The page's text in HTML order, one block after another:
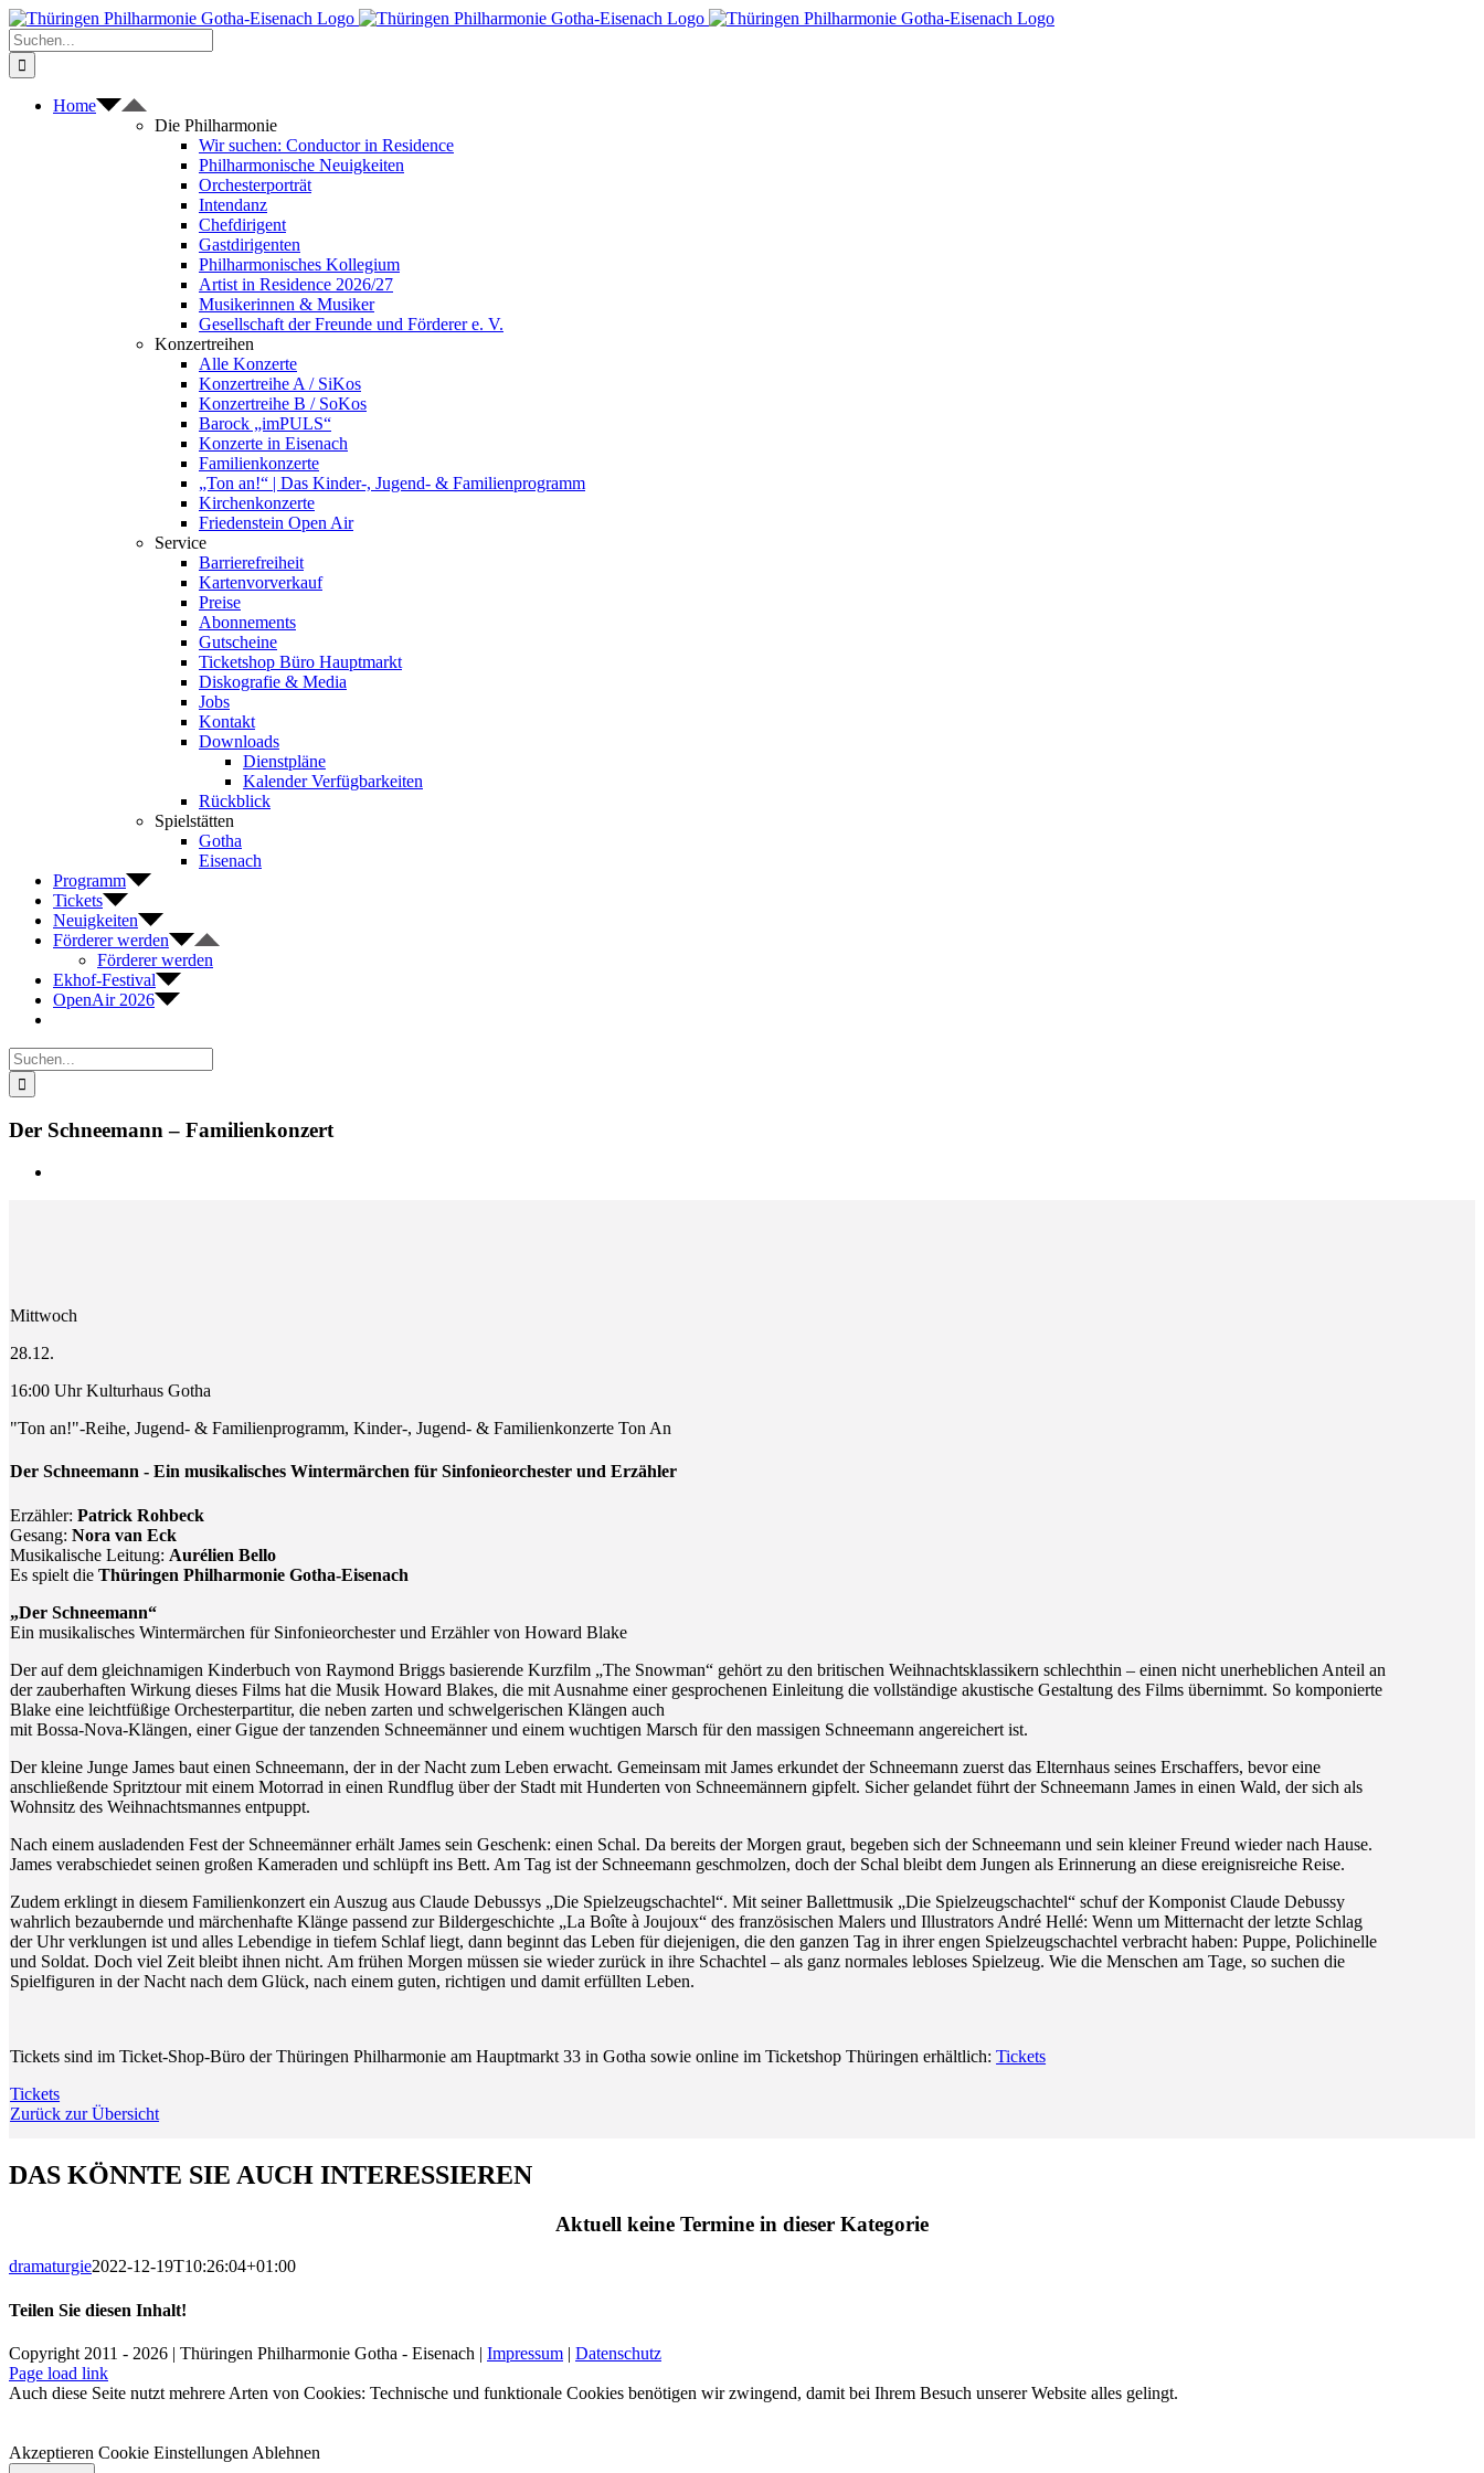
Zum
Inhalt
springen
Suche
nach:
Home
Die Philharmonie
Wir suchen: Conductor in Residence
Philharmonische Neuigkeiten
Orchesterporträt
Intendanz
Chefdirigent
Gastdirigenten
Philharmonisches Kollegium
Artist in Residence 2026/27
Musikerinnen & Musiker
Gesellschaft der Freunde und Förderer e. V.
Konzertreihen
Alle Konzerte
Konzertreihe A / SiKos
Konzertreihe B / SoKos
Barock „imPULS“
Konzerte in Eisenach
Familienkonzerte
„Ton an!“ | Das Kinder-, Jugend- & Familienprogramm
Kirchenkonzerte
Friedenstein Open Air
Service
Barrierefreiheit
Kartenvorverkauf
Preise
Abonnements
Gutscheine
Ticketshop Büro Hauptmarkt
Diskografie & Media
Jobs
Kontakt
Downloads
Dienstpläne
Kalender Verfügbarkeiten
Rückblick
Spielstätten
Gotha
Eisenach
Programm
Tickets
Neuigkeiten
Förderer werden
Förderer werden
Ekhof-Festival
OpenAir 2026
Suche
nach:
Der Schneemann – Familienkonzert
Mittwoch
28.12.
16:00 Uhr Kulturhaus Gotha
"Ton an!"-Reihe, Jugend- & Familienprogramm, Kinder-, Jugend- & Familienkonzerte Ton An
Der Schneemann - Ein musikalisches Wintermärchen für Sinfonieorchester und Erzähler
Erzähler:Patrick Rohbeck
Gesang:Nora van Eck
Musikalische Leitung: Aurélien Bello
Es spielt dieThüringen Philharmonie Gotha-Eisenach
„Der Schneemann“
Ein musikalisches Wintermärchen für Sinfonieorchester und Erzähler von Howard Blake
Der auf dem gleichnamigen Kinderbuch von Raymond Briggs basierende Kurzfilm „The Snowman“ gehört zu den britischen Weihnachtsklassikern schlechthin – einen nicht unerheblichen Anteil an
der zauberhaften Wirkung dieses Films hat die Musik Howard Blakes, die mit Ausnahme einer gesprochenen Einleitung die vollständige akustische Gestaltung des Films übernimmt. So komponierte
Blake eine leichtfüßige Orchesterpartitur, die neben zarten und schwelgerischen Klängen auch
mit Bossa-Nova-Klängen, einer Gigue der tanzenden Schneemänner und einem wuchtigen Marsch für den massigen Schneemann angereichert ist.
Der kleine Junge James baut einen Schneemann, der in der Nacht zum Leben erwacht. Gemeinsam mit James erkundet der Schneemann zuerst das Elternhaus seines Erschaffers, bevor eine
anschließende Spritztour mit einem Motorrad in einen Rundflug über der Stadt mit Hunderten von Schneemännern gipfelt. Sicher gelandet führt der Schneemann James in einen Wald, der sich als
Wohnsitz des Weihnachtsmannes entpuppt.
Nach einem ausladenden Fest der Schneemänner erhält James sein Geschenk: einen Schal. Da bereits der Morgen graut, begeben sich der Schneemann und sein kleiner Freund wieder nach Hause.
James verabschiedet seinen großen Kameraden und schlüpft ins Bett. Am Tag ist der Schneemann geschmolzen, doch der Schal bleibt dem Jungen als Erinnerung an diese ereignisreiche Reise.
Zudem erklingt in diesem Familienkonzert ein Auszug aus Claude Debussys „Die Spielzeugschachtel“. Mit seiner Ballettmusik „Die Spielzeugschachtel“ schuf der Komponist Claude Debussy
wahrlich bezaubernde und märchenhafte Klänge passend zur Bildergeschichte „La Boîte à Joujoux“ des französischen Malers und Illustrators André Hellé: Wenn um Mitternacht der letzte Schlag
der Uhr verklungen ist und alles Lebendige in tiefem Schlaf liegt, dann beginnt das Leben für diejenigen, die den ganzen Tag in ihrer engen Spielzeugschachtel verbracht haben: Puppe, Polichinelle
und Soldat. Doch viel Zeit bleibt ihnen nicht. Am frühen Morgen müssen sie wieder zurück in ihre Schachtel – als ganz normales lebloses Spielzeug. Wie die Menschen am Tage, so suchen die
Spielfiguren in der Nacht nach dem Glück, nach einem guten, richtigen und damit erfüllten Leben.
Tickets sind im Ticket-Shop-Büro der Thüringen Philharmonie am Hauptmarkt 33 in Gotha sowie online im Ticketshop Thüringen erhältlich:Tickets
Tickets
Zurück zur Übersicht
DAS KÖNNTE SIE AUCH INTERESSIEREN
Aktuell keine Termine in dieser Kategorie
dramaturgie2022-12-19T10:26:04+01:00
Teilen Sie diesen Inhalt!
Facebook
X
LinkedIn
E-
Mail
Copyright 2011 - 2026 | Thüringen Philharmonie Gotha - Eisenach | Impressum | Datenschutz
Facebook
Instagram
WhatsApp
YouTube
E-
Mail
Telefon
Page load link
Auch diese Seite nutzt mehrere Arten von Cookies: Technische und funktionale Cookies benötigen wir zwingend, damit bei Ihrem Besuch unserer Website alles gelingt.
Akzeptieren Cookie Einstellungen Ablehnen